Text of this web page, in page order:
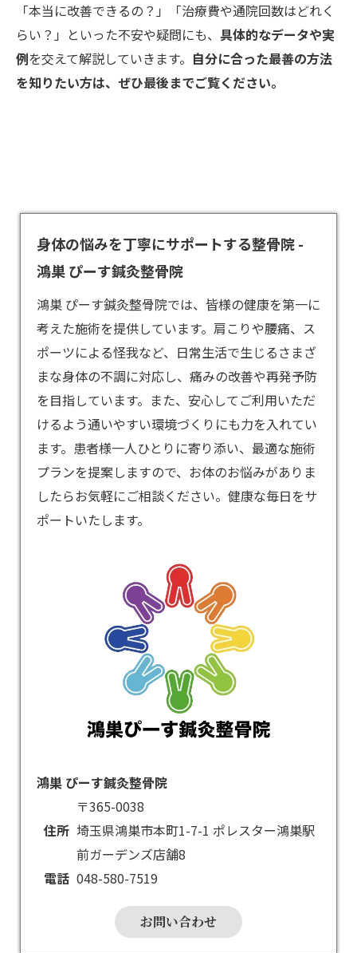
「本当に改善できるの？」「治療費や通院回数はどれく
らい？」といった不安や疑問にも、 具体的なデータや実
例を交えて解説していきます。 自分に合った最善の方法
を知りたい方は、ぜひ最後までご覧ください。
身体の悩みを丁寧にサポートする整骨院 -
鴻巣 ぴーす鍼灸整骨院
鴻巣 ぴーす鍼灸整骨院では、皆様の健康を第一に
考えた施術を提供しています。肩こりや腰痛、ス
ポーツによる怪我など、日常生活で生じるさまざ
まな身体の不調に対応し、痛みの改善や再発予防
を目指しています。また、安心してご利用いただ
けるよう通いやすい環境づくりにも力を入れてい
ます。患者様一人ひとりに寄り添い、最適な施術
プランを提案しますので、お体のお悩みがありま
したらお気軽にご相談ください。健康な毎日をサ
ポートいたします。
鴻巣 ぴーす鍼灸整骨院
住所
〒365-0038
埼玉県鴻巣市本町1-7-1 ポレスター鴻巣駅
前ガーデンズ店舗8
電話 048-580-7519
お問い合わせ